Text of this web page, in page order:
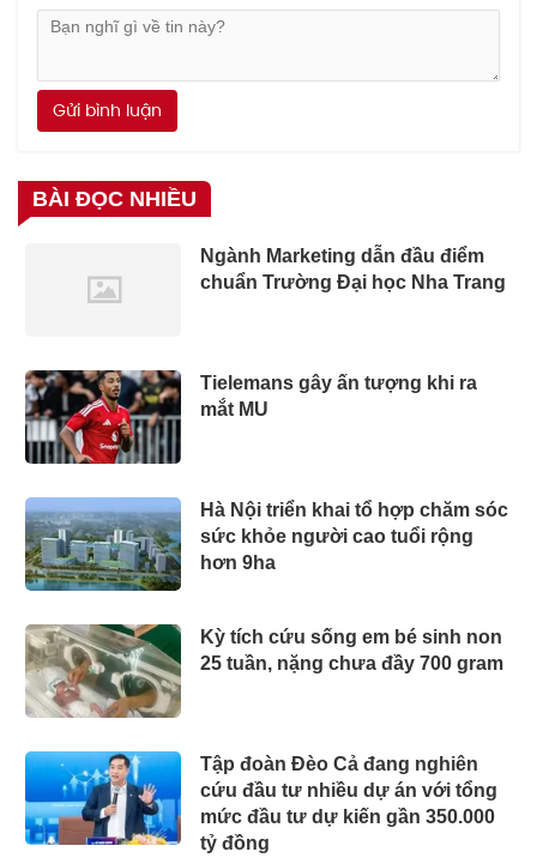
Gửi bình luận
BÀI ĐỌC NHIỀU
Ngành Marketing dẫn đầu điểm
chuẩn Trường Đại học Nha Trang
Tielemans gây ấn tượng khi ra
mắt MU
Hà Nội triển khai tổ hợp chăm sóc
sức khỏe người cao tuổi rộng
hơn 9ha
Kỳ tích cứu sống em bé sinh non
25 tuần, nặng chưa đầy 700 gram
Tập đoàn Đèo Cả đang nghiên
cứu đầu tư nhiều dự án với tổng
mức đầu tư dự kiến gần 350.000
tỷ đồng